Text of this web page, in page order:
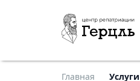
Главная Услуги